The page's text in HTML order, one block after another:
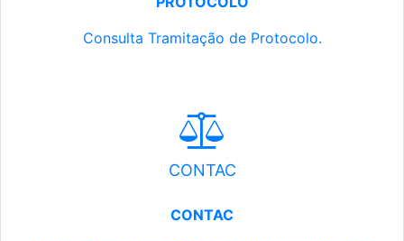
Consulta Tramitação de Protocolo.
CONTAC
CONTAC